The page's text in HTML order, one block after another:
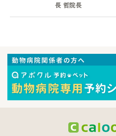
長 哲院長